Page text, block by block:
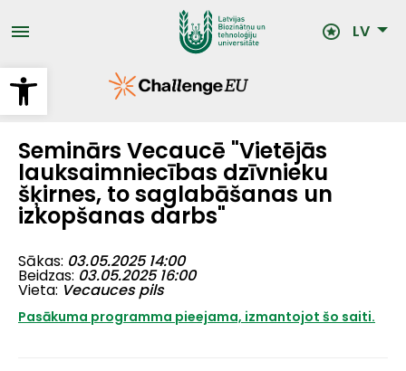
Open toolbar
uz
galveno LV
Seminārs Vecaucē "Vietējās
lauksaimniecības dzīvnieku
šķirnes, to saglabāšanas un
izkopšanas darbs"
Sākas 03.05.2025 14:00
Beidzas 03.05.2025 16:00
Vieta Vecauces pils
Pasākuma programma pieejama, izmantojot šo saiti.